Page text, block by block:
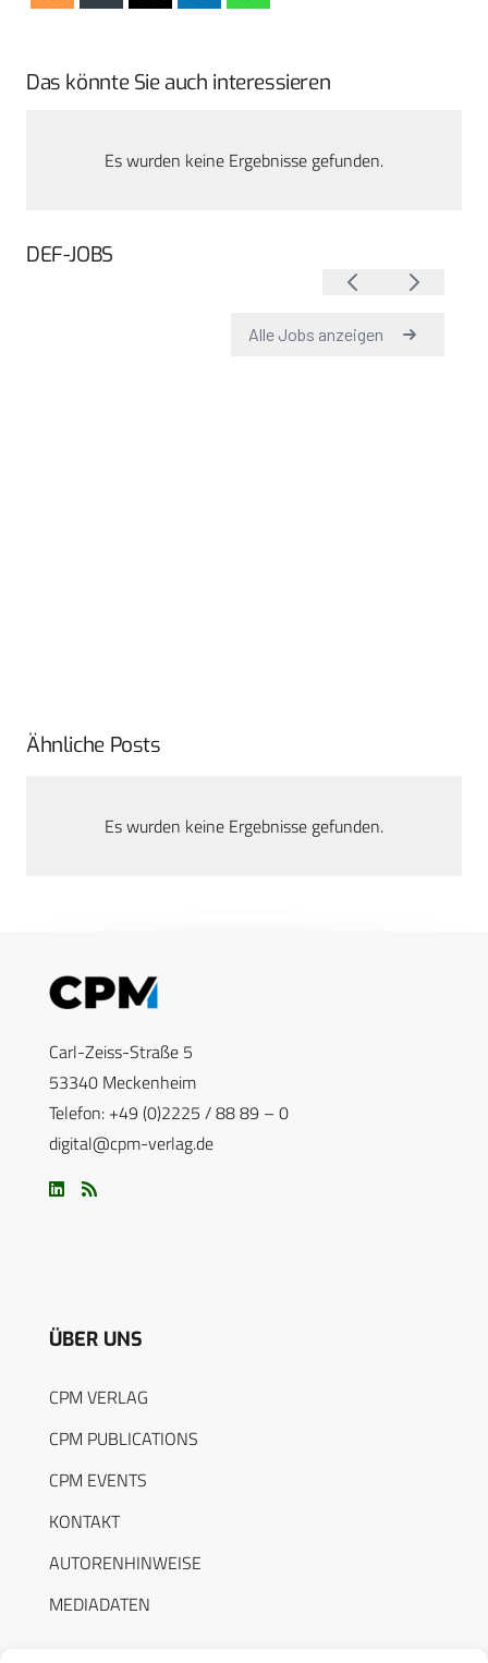
Das könnte Sie auch interessieren
Es wurden keine Ergebnisse gefunden.
DEF-JOBS
Ähnliche Posts
Es wurden keine Ergebnisse gefunden.
Carl-Zeiss-Straße 5
53340 Meckenheim
Telefon: +49 (0)2225 / 88 89 – 0
digital@cpm-verlag.de
ÜBER UNS
CPM VERLAG
CPM PUBLICATIONS
CPM EVENTS
KONTAKT
AUTORENHINWEISE
MEDIADATEN